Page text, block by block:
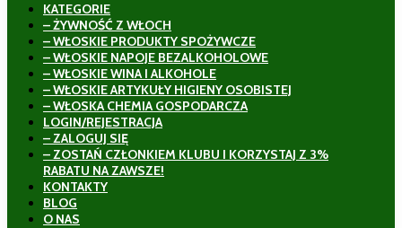
KATEGORIE
– ŻYWNOŚĆ Z WŁOCH
– WŁOSKIE PRODUKTY SPOŻYWCZE
– WŁOSKIE NAPOJE BEZALKOHOLOWE
– WŁOSKIE WINA I ALKOHOLE
– WŁOSKIE ARTYKUŁY HIGIENY OSOBISTEJ
– WŁOSKA CHEMIA GOSPODARCZA
LOGIN/REJESTRACJA
– ZALOGUJ SIĘ
– ZOSTAŃ CZŁONKIEM KLUBU I KORZYSTAJ Z 3%
RABATU NA ZAWSZE!
KONTAKTY
BLOG
O NAS